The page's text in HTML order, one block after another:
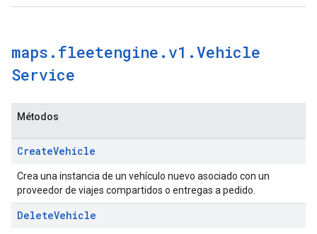
maps . fleetengine . v1 .Vehicle
Service
Métodos
CreateVehicle
Crea una instancia de un vehículo nuevo asociado con un
proveedor de viajes compartidos o entregas a pedido.
DeleteVehicle